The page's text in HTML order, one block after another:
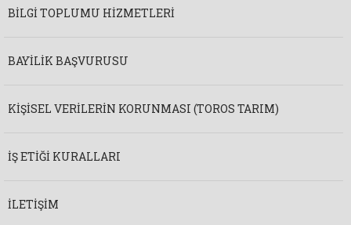
BILGI TOPLUMU HIZMETLERI
BAYILIK BAŞVURUSU
KIŞISEL VERILERIN KORUNMASI (TOROS TARIM)
İŞ ETIĞI KURALLARI
İLETIŞIM